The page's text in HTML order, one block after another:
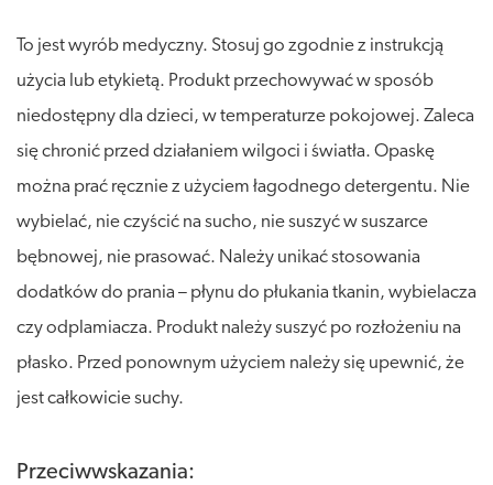
To jest wyrób medyczny. Stosuj go zgodnie z instrukcją
użycia lub etykietą. Produkt przechowywać w sposób
niedostępny dla dzieci, w temperaturze pokojowej. Zaleca
się chronić przed działaniem wilgoci i światła. Opaskę
można prać ręcznie z użyciem łagodnego detergentu. Nie
wybielać, nie czyścić na sucho, nie suszyć w suszarce
bębnowej, nie prasować. Należy unikać stosowania
dodatków do prania – płynu do płukania tkanin, wybielacza
czy odplamiacza. Produkt należy suszyć po rozłożeniu na
płasko. Przed ponownym użyciem należy się upewnić, że
jest całkowicie suchy.
Przeciwwskazania: